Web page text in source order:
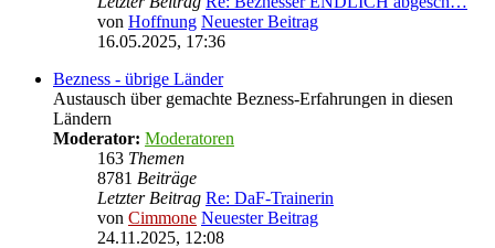
von Hoffnung Neuester Beitrag
16.05.2025, 17:36
Bezness - übrige Länder
Austausch über gemachte Bezness-Erfahrungen in diesen
Ländern
Moderator: Moderatoren
163 Themen
8781 Beiträge
Letzter Beitrag Re: DaF-Trainerin
von Cimmone Neuester Beitrag
24.11.2025, 12:08